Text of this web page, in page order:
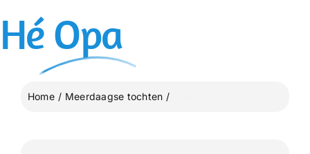
inhoud
Hé Opa
Home Meerdaagse tochten